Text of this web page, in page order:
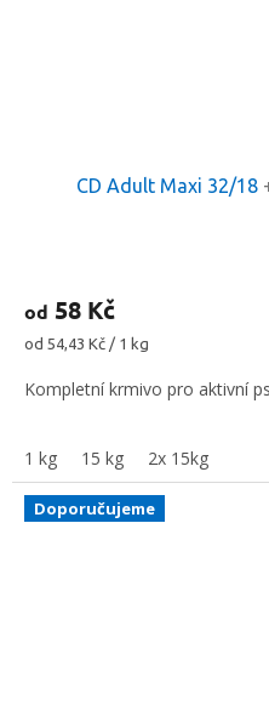
CD Adult Maxi 32/18
od 58 Kč
Měrná
od 54,43 Kč / 1 kg
Kompletní krmivo pro aktivní
1 kg 15 kg 2x 15kg
Doporučujeme